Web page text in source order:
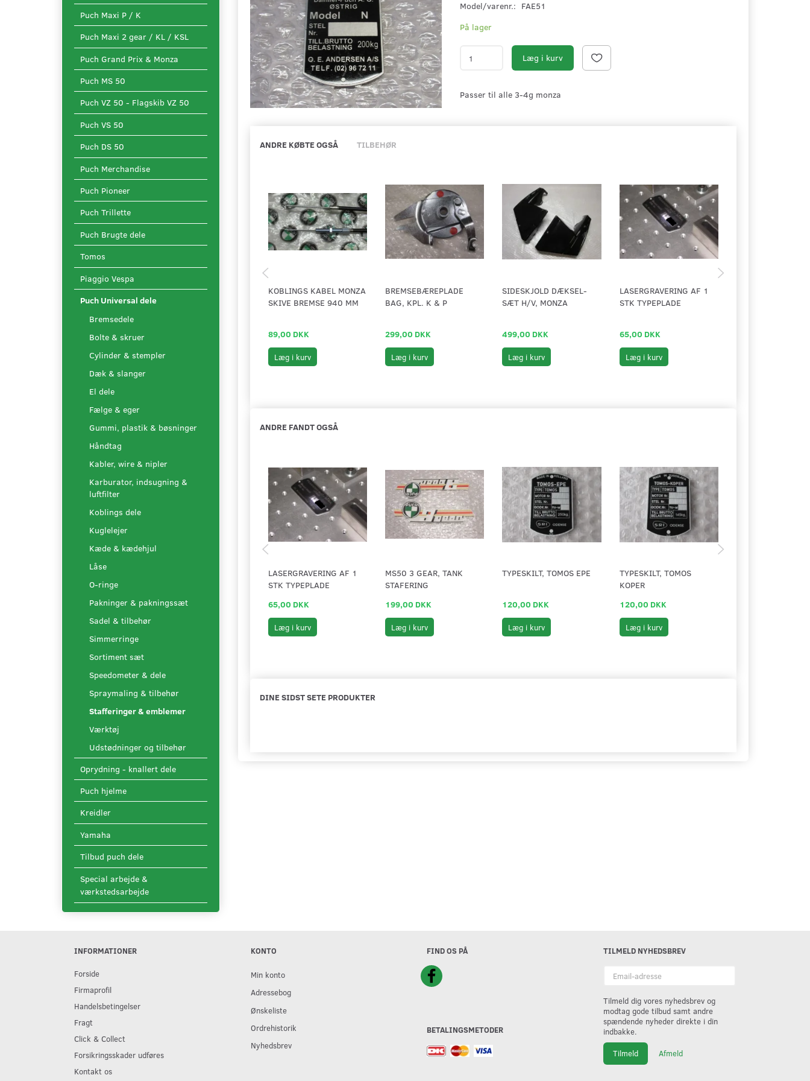
Puch Maxi P / K
Puch Maxi 2 gear / KL / KSL
Puch Grand Prix & Monza
Puch MS 50
Puch VZ 50 - Flagskib VZ 50
Puch VS 50
Puch DS 50
Puch Merchandise
Puch Pioneer
Puch Trillette
Puch Brugte dele
Tomos
Piaggio Vespa
Puch Universal dele
Bremsedele
Bolte & skruer
Cylinder & stempler
Dæk & slanger
El dele
Fælge & eger
Gummi, plastik & bøsninger
Håndtag
Kabler, wire & nipler
Karburator, indsugning &
luftfilter
Koblings dele
Kuglelejer
Kæde & kædehjul
Låse
O-ringe
Pakninger & pakningssæt
Sadel & tilbehør
Simmerringe
Sortiment sæt
Speedometer & dele
Spraymaling & tilbehør
Stafferinger & emblemer
Værktøj
Udstødninger og tilbehør
Oprydning - knallert dele
Puch hjelme
Kreidler
Yamaha
Tilbud puch dele
Special arbejde &
værkstedsarbejde
Model/varenr.: FAE51
På lager
Læg i kurv
Passer til alle 3-4g monza
ANDRE KØBTE OGSÅ TILBEHØR
KOBLINGS KABEL MONZA
SKIVE BREMSE 940 MM
89,00 DKK
Læg i kurv
BREMSEBÆREPLADE
BAG, KPL. K & P
299,00 DKK
Læg i kurv
SIDESKJOLD DÆKSEL-
SÆT H/V, MONZA
499,00 DKK
Læg i kurv
LASERGRAVERING AF 1
STK TYPEPLADE
65,00 DKK
Læg i kurv
ANDRE FANDT OGSÅ
LASERGRAVERING AF 1
STK TYPEPLADE
65,00 DKK
Læg i kurv
MS50 3 GEAR, TANK
STAFERING
199,00 DKK
Læg i kurv
TYPESKILT, TOMOS EPE
120,00 DKK
Læg i kurv
TYPESKILT, TOMOS
KOPER
120,00 DKK
Læg i kurv
DINE SIDST SETE PRODUKTER
INFORMATIONER
Forside
Firmaprofil
Handelsbetingelser
Fragt
Click & Collect
Forsikringsskader udføres
Kontakt os
KONTO
Min konto
Adressebog
Ønskeliste
Ordrehistorik
Nyhedsbrev
FIND OS PÅ
BETALINGSMETODER
TILMELD NYHEDSBREV
adresse
Tilmeld dig vores nyhedsbrev og
modtag gode tilbud samt andre
spændende nyheder direkte i din
indbakke.
Tilmeld Afmeld